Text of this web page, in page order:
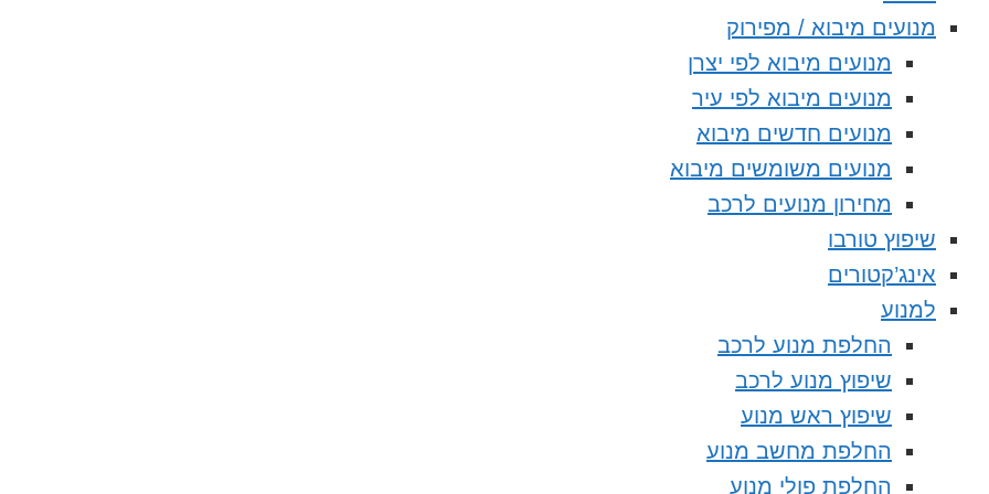
מנועים מיבוא / מפירוק
מנועים מיבוא לפי יצרן
מנועים מיבוא לפי עיר
מנועים חדשים מיבוא
מנועים משומשים מיבוא
מחירון מנועים לרכב
שיפוץ טורבו
אינג’קטורים
למנוע
החלפת מנוע לרכב
שיפוץ מנוע לרכב
שיפוץ ראש מנוע
החלפת מחשב מנוע
החלפת פולי מנוע